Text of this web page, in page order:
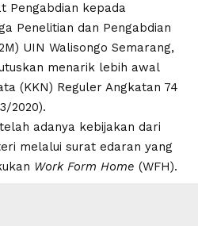
Pengabdian kepada
Penelitian dan Pengabdian
UIN Walisongo Semarang,
menarik lebih awal
(KKN) Reguler Angkatan 74
2020).
adanya kebijakan dari
melalui surat edaran yang
Work Form Home (WFH).